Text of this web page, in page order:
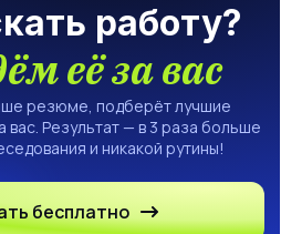
работу?
её за вас
резюме, подберёт лучшие
вас. Результат — в 3 раза больше
и никакой рутины!
бесплатно